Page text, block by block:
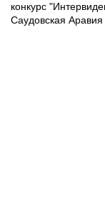
конкурс
Саудовская Аравия